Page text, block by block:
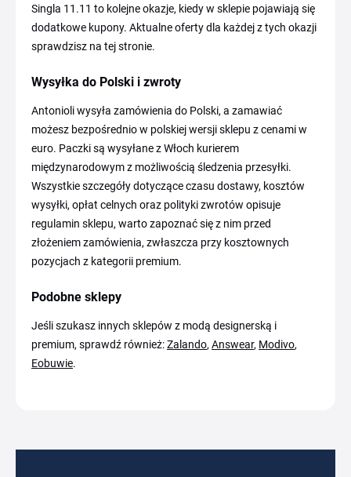
Singla 11.11 to kolejne okazje, kiedy w sklepie pojawiają się
dodatkowe kupony. Aktualne oferty dla każdej z tych okazji
sprawdzisz na tej stronie.
Wysyłka do Polski i zwroty
Antonioli wysyła zamówienia do Polski, a zamawiać
możesz bezpośrednio w polskiej wersji sklepu z cenami w
euro. Paczki są wysyłane z Włoch kurierem
międzynarodowym z możliwością śledzenia przesyłki.
Wszystkie szczegóły dotyczące czasu dostawy, kosztów
wysyłki, opłat celnych oraz polityki zwrotów opisuje
regulamin sklepu, warto zapoznać się z nim przed
złożeniem zamówienia, zwłaszcza przy kosztownych
pozycjach z kategorii premium.
Podobne sklepy
Jeśli szukasz innych sklepów z modą designerską i
premium, sprawdź również:Zalando, Answear, Modivo,
Eobuwie.